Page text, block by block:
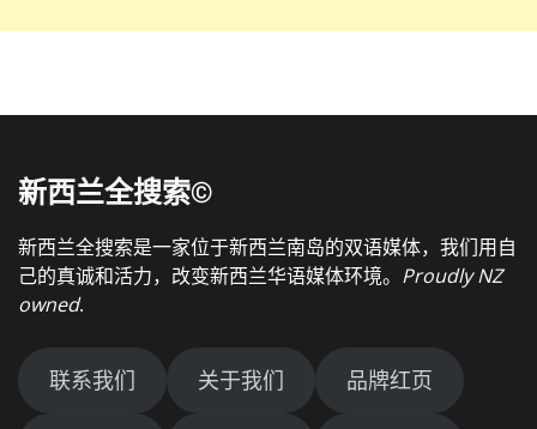
新西兰全搜索©
新西兰全搜索是一家位于新西兰南岛的双语媒体，我们用自
己的真诚和活力，改变新西兰华语媒体环境。 Proudly NZ
owned.
联系我们 关于我们 品牌红页